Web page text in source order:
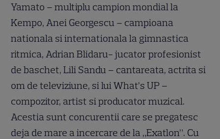
Yamato – multiplu campion mondial la
Kempo, Anei Georgescu – campioana
nationala si internationala la gimnastica
ritmica, Adrian Blidaru- jucator profesionist
de baschet, Lili Sandu – cantareata, actrita si
om de televiziune, si lui What’s UP –
compozitor, artist si producator muzical.
Acestia sunt concurentii care se pregatesc
deja de mare a incercare de la „Exatlon”. Cu